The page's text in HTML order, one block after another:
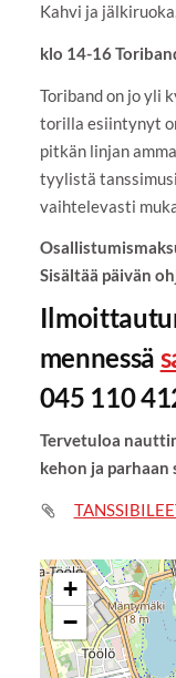
Kahvi ja
klo 14-16
Toriband on jo yli
torilla esiintynyt
pitkän linjan
tyylistä
vaihtelevasti
Sisältää päivän
mennessä
045 110
Tervetuloa
kehon ja
+
−